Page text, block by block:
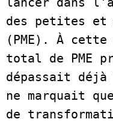
des petites et
(PME). À cette
total de PME
dépassait déjà
ne marquait
de